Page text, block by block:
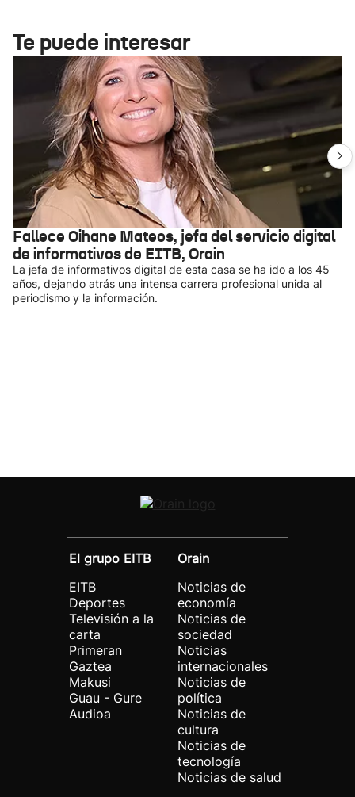
Te puede interesar
Fallece Oihane Mateos, jefa del servicio digital
de informativos de EITB, Orain
La jefa de informativos digital de esta casa se ha ido a los 45
años, dejando atrás una intensa carrera profesional unida al
periodismo y la información.
El grupo EITB
EITB
Deportes
Televisión a la
carta
Primeran
Gaztea
Makusi
Guau - Gure
Audioa
Orain
Noticias de
economía
Noticias de
sociedad
Noticias
internacionales
Noticias de
política
Noticias de
cultura
Noticias de
tecnología
Noticias de salud